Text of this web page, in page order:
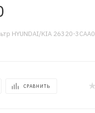
HYUNDAI/KIA 26320-3CAA0
СРАВНИТЬ